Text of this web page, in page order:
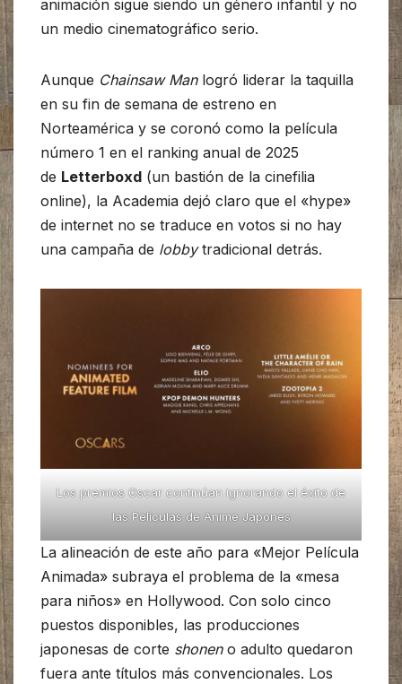
animación sigue siendo un género infantil y no
un medio cinematográfico serio.
Aunque Chainsaw Manlogró liderar la taquilla
en su fin de semana de estreno en
Norteamérica y se coronó como la película
número 1 en el ranking anual de 2025
de Letterboxd (un bastión de la cinefilia
online), la Academia dejó claro que el «hype»
de internet no se traduce en votos si no hay
una campaña de lobbytradicional detrás.
Los premios Oscar continúan ignorando el éxito de
las Películas de Anime Japones
La alineación de este año para «Mejor Película
Animada» subraya el problema de la «mesa
para niños» en Hollywood. Con solo cinco
puestos disponibles, las producciones
japonesas de corte shoneno adulto quedaron
fuera ante títulos más convencionales. Los